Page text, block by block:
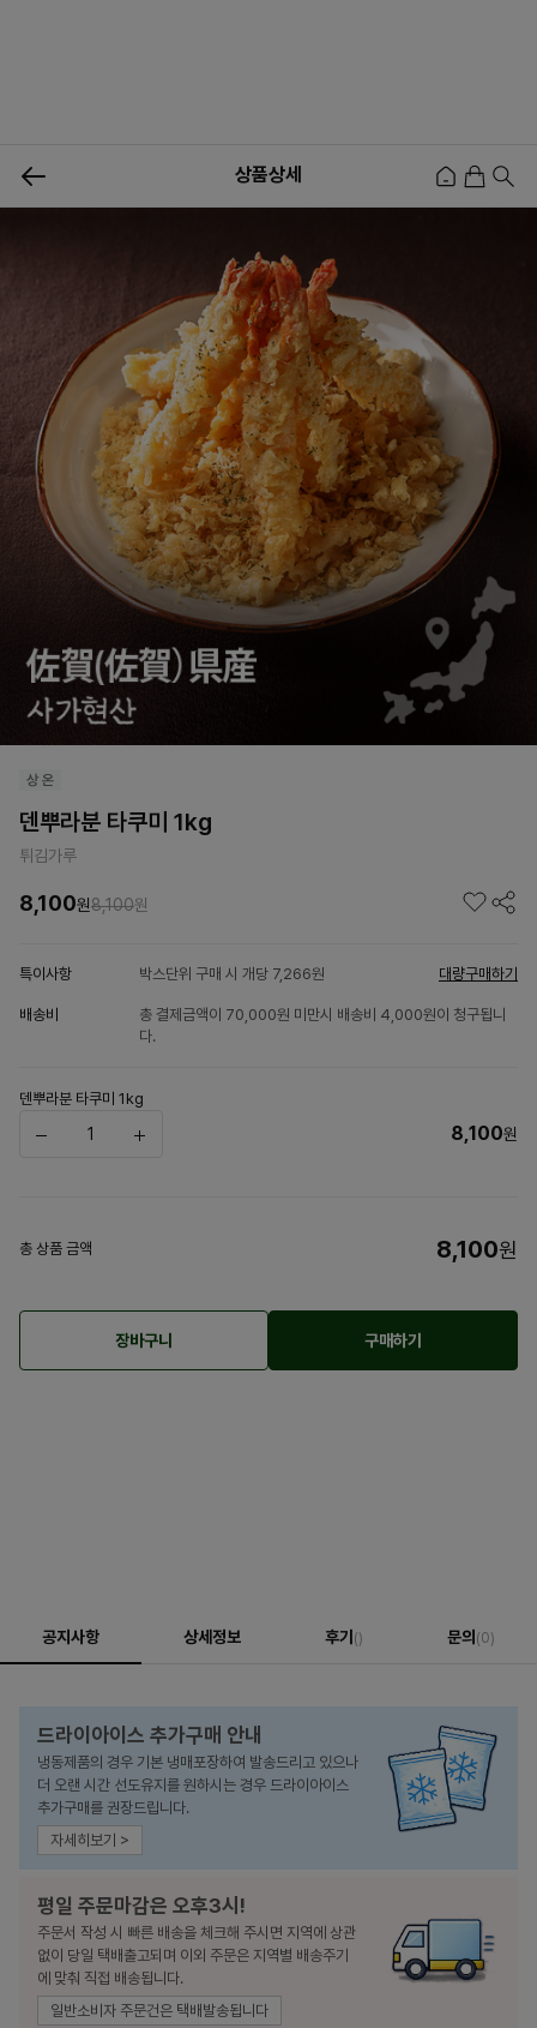
상품상세
덴뿌라분 타쿠미 1kg
튀김가루
8,100원8,100원
특이사항 박스단위 구매 시 개당 7,266원 대량구매하기
배송비
총 결제금액이 70,000원 미만시 배송비 4,000원이 청구됩니
다.
덴뿌라분 타쿠미 1kg
8,100원
총 상품 금액 8,100원
장바구니 구매하기
공지사항 상세정보 후기 () 문의 (0)
드라이아이스 추가구매 안내
냉동제품의 경우 기본 냉매포장하여 발송드리고 있으나
더 오랜 시간 선도유지를 원하시는 경우 드라이아이스
추가구매를 권장드립니다.
자세히보기 >
평일 주문마감은 오후3시!
주문서 작성 시 빠른 배송을 체크해 주시면 지역에 상관
없이 당일 택배출고되며 이외 주문은 지역별 배송주기
에 맞춰 직접 배송됩니다.
일반소비자 주문건은 택배발송됩니다